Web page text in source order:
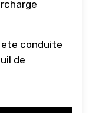
ete conduite
de